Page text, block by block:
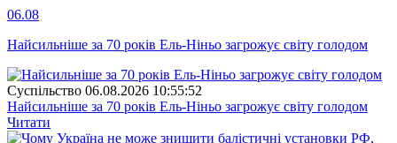
06.08
Найсильніше за 70 років Ель-Ніньо загрожує світу голодом
Суспiльство 06.08.2026 10:55:52
Найсильніше за 70 років Ель-Ніньо загрожує світу голодом
Читати